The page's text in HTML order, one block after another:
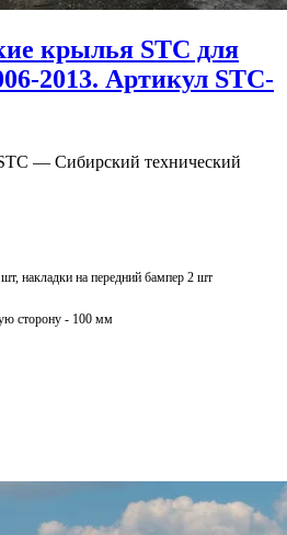
крылья STC для
2013. Артикул STC-
— Сибирский технический
накладки на передний бампер 2 шт
сторону - 100 мм